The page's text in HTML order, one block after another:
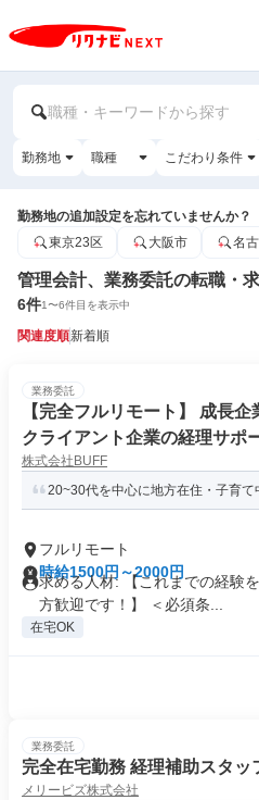
職種・キーワードから探す
勤務地 職種 こだわり条件
勤務地の追加設定を忘れていませんか？
東京23区
大阪市 名
管理会計、業務委託の転職・
6件1〜6件目を表示中
関連度順新着順
業務委託
【完全フルリモート】 成長
クライアント企業の経理サポ
株式会社BUFF
20~30代を中心に地方在住・子育て
フルリモート
時給1500円～2000円
求める人材: 【これまでの経験
方歓迎です！】 ＜必須条...
在宅OK
業務委託
完全在宅勤務 経理補助スタッ
メリービズ株式会社